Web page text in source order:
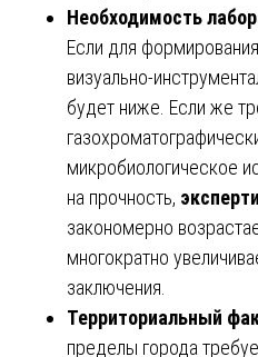
Необходимость
Если для
визуально-
будет ниже. Если же
микробиологическое
на прочность,
закономерно
многократно
заключения.
Территориальный
пределы города